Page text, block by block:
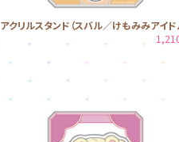
アクリルスタンド（スバル／けもみみアイド